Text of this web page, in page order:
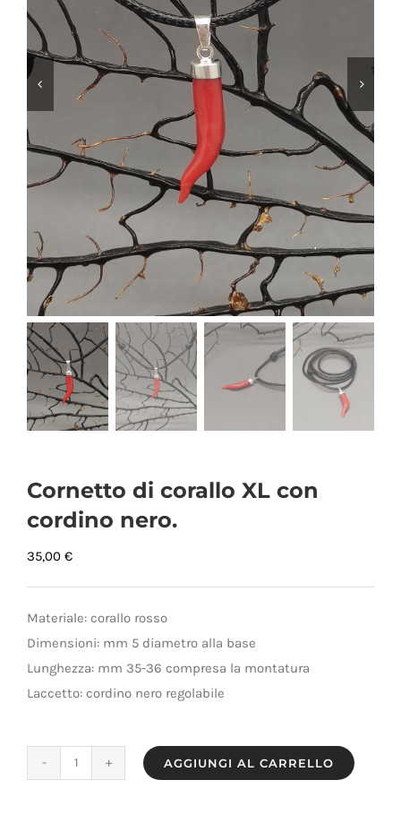
PRODOTTI
BLOG
CONTATTI
Cornetto di corallo XL con
cordino nero.
35,00 €
Materiale: corallo rosso
Dimensioni: mm 5 diametro alla base
Lunghezza: mm 35-36 compresa la montatura
Laccetto: cordino nero regolabile
AGGIUNGI AL CARRELLO